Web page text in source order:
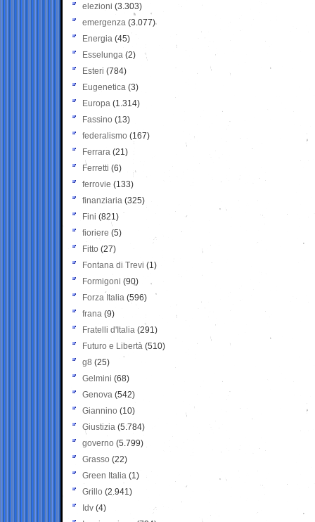
elezioni (3.303)
emergenza (3.077)
Energia (45)
Esselunga (2)
Esteri (784)
Eugenetica (3)
Europa (1.314)
Fassino (13)
federalismo (167)
Ferrara (21)
Ferretti (6)
ferrovie (133)
finanziaria (325)
Fini (821)
fioriere (5)
Fitto (27)
Fontana di Trevi (1)
Formigoni (90)
Forza Italia (596)
frana (9)
Fratelli d'Italia (291)
Futuro e Libertà (510)
g8 (25)
Gelmini (68)
Genova (542)
Giannino (10)
Giustizia (5.784)
governo (5.799)
Grasso (22)
Green Italia (1)
Grillo (2.941)
Idv (4)